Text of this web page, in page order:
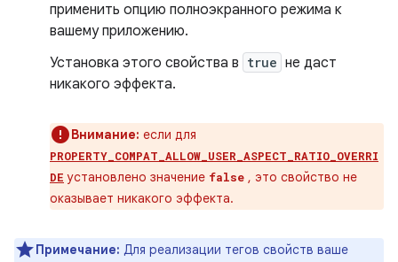
применить опцию полноэкранного режима к
вашему приложению.
Установка этого свойства в true не даст
никакого эффекта.
Внимание: если для
PROPERTY_COMPAT_ALLOW_USER_ASPECT_RATIO_OVERRI
DE установлено значение false , это свойство не
оказывает никакого эффекта.
Примечание: Для реализации тегов свойств ваше